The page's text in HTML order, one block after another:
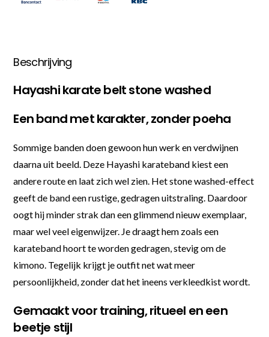
Beschrijving
Hayashi karate belt stone washed
Een band met karakter, zonder poeha
Sommige banden doen gewoon hun werk en verdwijnen
daarna uit beeld. Deze Hayashi karateband kiest een
andere route en laat zich wel zien. Het stone washed-effect
geeft de band een rustige, gedragen uitstraling. Daardoor
oogt hij minder strak dan een glimmend nieuw exemplaar,
maar wel veel eigenwijzer. Je draagt hem zoals een
karateband hoort te worden gedragen, stevig om de
kimono. Tegelijk krijgt je outfit net wat meer
persoonlijkheid, zonder dat het ineens verkleedkist wordt.
Gemaakt voor training, ritueel en een
beetje stijl